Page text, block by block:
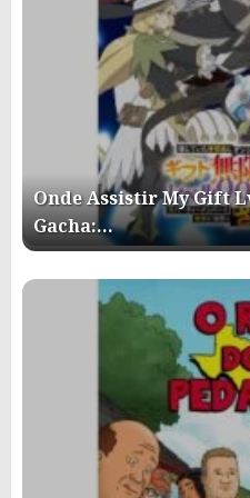
Onde Assistir My Gift
Gacha:…